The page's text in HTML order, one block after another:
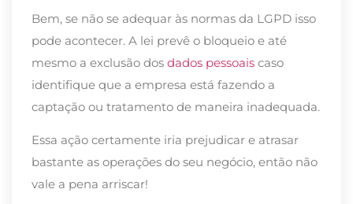
Bem, se não se adequar às normas da LGPD isso
pode acontecer. A lei prevê o bloqueio e até
mesmo a exclusão dos dados pessoais caso
identifique que a empresa está fazendo a
captação ou tratamento de maneira inadequada.
Essa ação certamente iria prejudicar e atrasar
bastante as operações do seu negócio, então não
vale a pena arriscar!